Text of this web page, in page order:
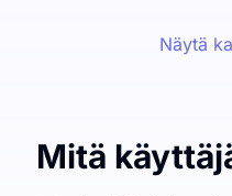
Näytä
Mitä